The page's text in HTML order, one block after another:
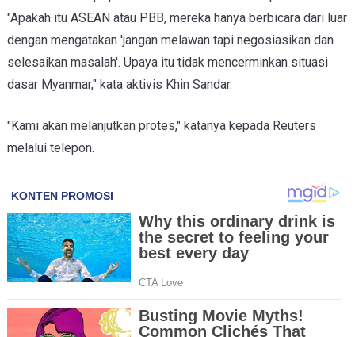
"Apakah itu ASEAN atau PBB, mereka hanya berbicara dari luar
dengan mengatakan 'jangan melawan tapi negosiasikan dan
selesaikan masalah'. Upaya itu tidak mencerminkan situasi
dasar Myanmar," kata aktivis Khin Sandar.
"Kami akan melanjutkan protes," katanya kepada Reuters
melalui telepon.